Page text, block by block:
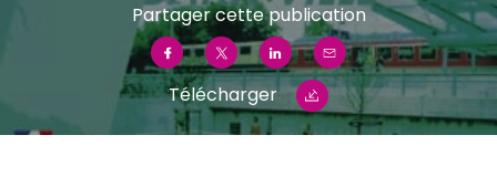
Partager cette publication
Télécharger